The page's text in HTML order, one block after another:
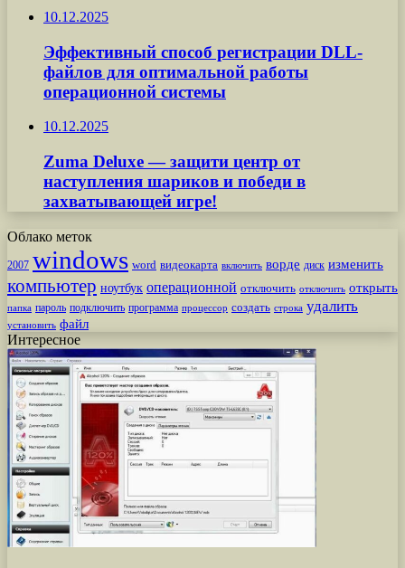
10.12.2025
Эффективный способ регистрации DLL-
файлов для оптимальной работы
операционной системы
10.12.2025
Zuma Deluxe — защити центр от
наступления шариков и победи в
захватывающей игре!
Облако меток
2007 windows word видеокарта включить ворде диск изменить
компьютер ноутбук операционной отключить отключить открыть
папка пароль подключить программа процессор создать строка удалить
установить файл
Интересное